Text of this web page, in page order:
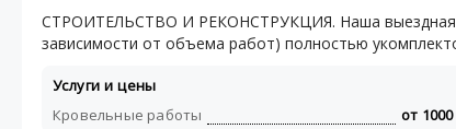
СТРОИТЕЛЬСТВО И РЕКОНСТРУКЦИЯ. Наша выездная
зависимости от объема работ) полностью
Услуги и цены
Кровельные работы
от